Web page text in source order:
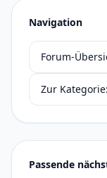
Navigation
Forum-
Zur
Passende